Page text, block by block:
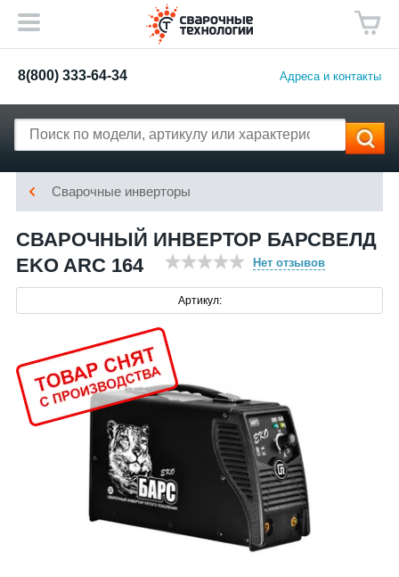
8(800) 333-64-34 Адреса и контакты
Сварочные инверторы
СВАРОЧНЫЙ ИНВЕРТОР БАРСВЕЛД
EKO ARC 164
Нет отзывов
Артикул: